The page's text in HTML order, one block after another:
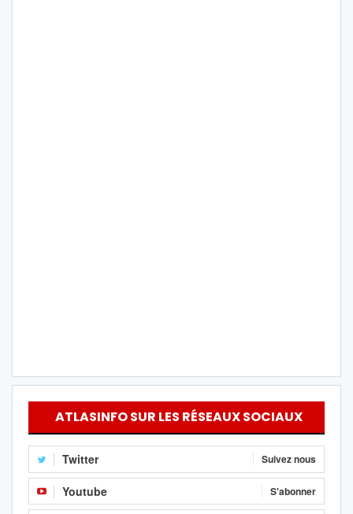
ATLASINFO SUR LES RÉSEAUX SOCIAUX
Twitter Suivez nous
Youtube S'abonner